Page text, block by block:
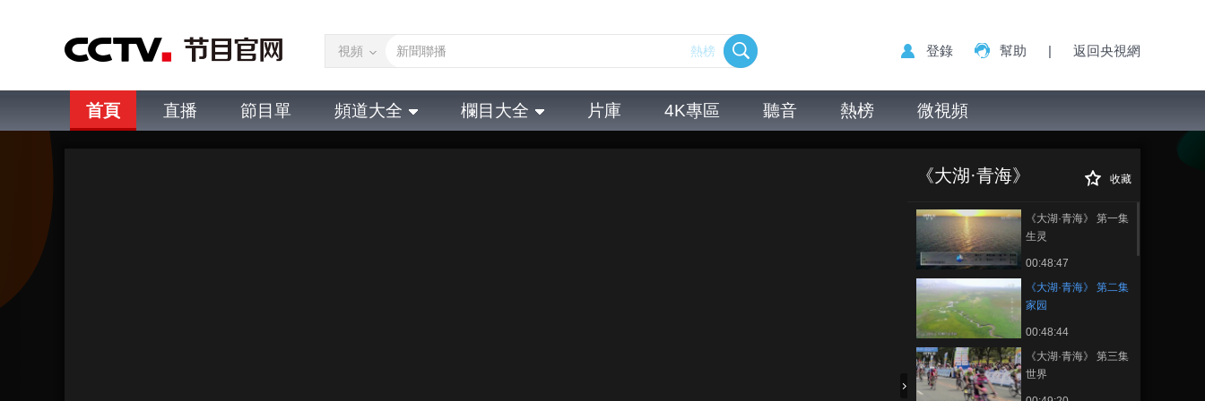
視頻 熱榜 登錄 幫助 | 返回央視網
首頁 直播 節目單 頻道大全 欄目大全 片庫 4K專區 聽音 熱榜 微視頻
《大湖·青海》 收藏
《大湖·青海》 第一集
生灵
00:48:47
《大湖·青海》 第二集
家园
00:48:44
《大湖·青海》 第三集
世界